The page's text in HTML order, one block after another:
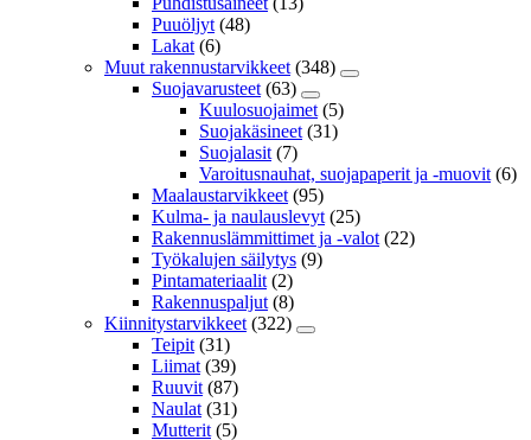
Puuöljyt (48)
Lakat (6)
Muut rakennustarvikkeet (348)
Suojavarusteet (63)
Kuulosuojaimet (5)
Suojakäsineet (31)
Suojalasit (7)
Varoitusnauhat, suojapaperit ja -muovit (6)
Maalaustarvikkeet (95)
Kulma- ja naulauslevyt (25)
Rakennuslämmittimet ja -valot (22)
Työkalujen säilytys (9)
Pintamateriaalit (2)
Rakennuspaljut (8)
Kiinnitystarvikkeet (322)
Teipit (31)
Liimat (39)
Ruuvit (87)
Naulat (31)
Mutterit (5)